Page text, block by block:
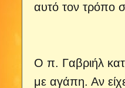
αυτό τον τρόπο
Ο π. Γαβριήλ
με αγάπη. Αν